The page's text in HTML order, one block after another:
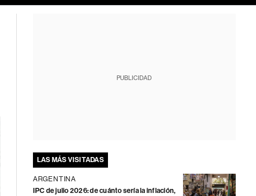
PUBLICIDAD
LAS MÁS VISITADAS
ARGENTINA
IPC de julio 2026: de cuánto sería la inflación,